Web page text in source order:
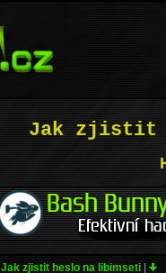
Jak zjistit
Jak zjistit heslo na libimseti |